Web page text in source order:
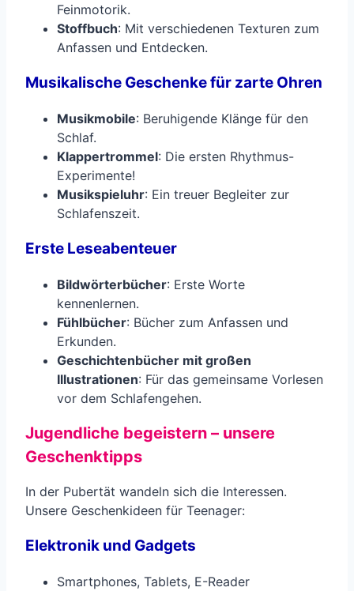
Feinmotorik.
Stoffbuch: Mit verschiedenen Texturen zum
Anfassen und Entdecken.
Musikalische Geschenke für zarte Ohren
Musikmobile: Beruhigende Klänge für den
Schlaf.
Klappertrommel: Die ersten Rhythmus-
Experimente!
Musikspieluhr: Ein treuer Begleiter zur
Schlafenszeit.
Erste Leseabenteuer
Bildwörterbücher: Erste Worte
kennenlernen.
Fühlbücher: Bücher zum Anfassen und
Erkunden.
Geschichtenbücher mit großen
Illustrationen: Für das gemeinsame Vorlesen
vor dem Schlafengehen.
Jugendliche begeistern – unsere
Geschenktipps
In der Pubertät wandeln sich die Interessen.
Unsere Geschenkideen für Teenager:
Elektronik und Gadgets
Smartphones, Tablets, E-Reader